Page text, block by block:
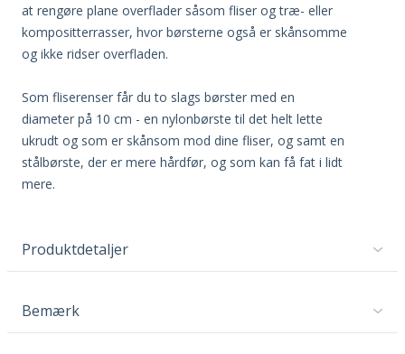
at rengøre plane overflader såsom fliser og træ- eller
kompositterrasser, hvor børsterne også er skånsomme
og ikke ridser overfladen.
Som fliserenser får du to slags børster med en
diameter på 10 cm - en nylonbørste til det helt lette
ukrudt og som er skånsom mod dine fliser, og samt en
stålbørste, der er mere hårdfør, og som kan få fat i lidt
mere.
Produktdetaljer
Bemærk